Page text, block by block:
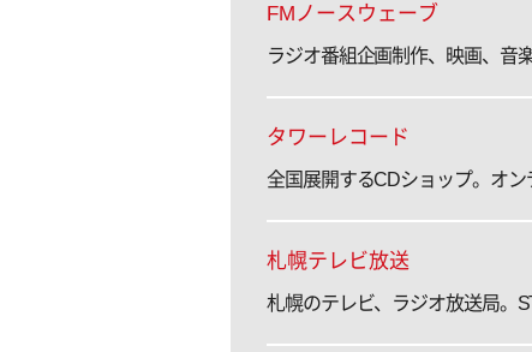
FMノースウェーブ
ラジオ番組企画制作、映画、音
タワーレコード
全国展開するCDショップ。オ
札幌テレビ放送
札幌のテレビ、ラジオ放送局。